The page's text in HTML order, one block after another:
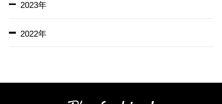
2023年
2022年